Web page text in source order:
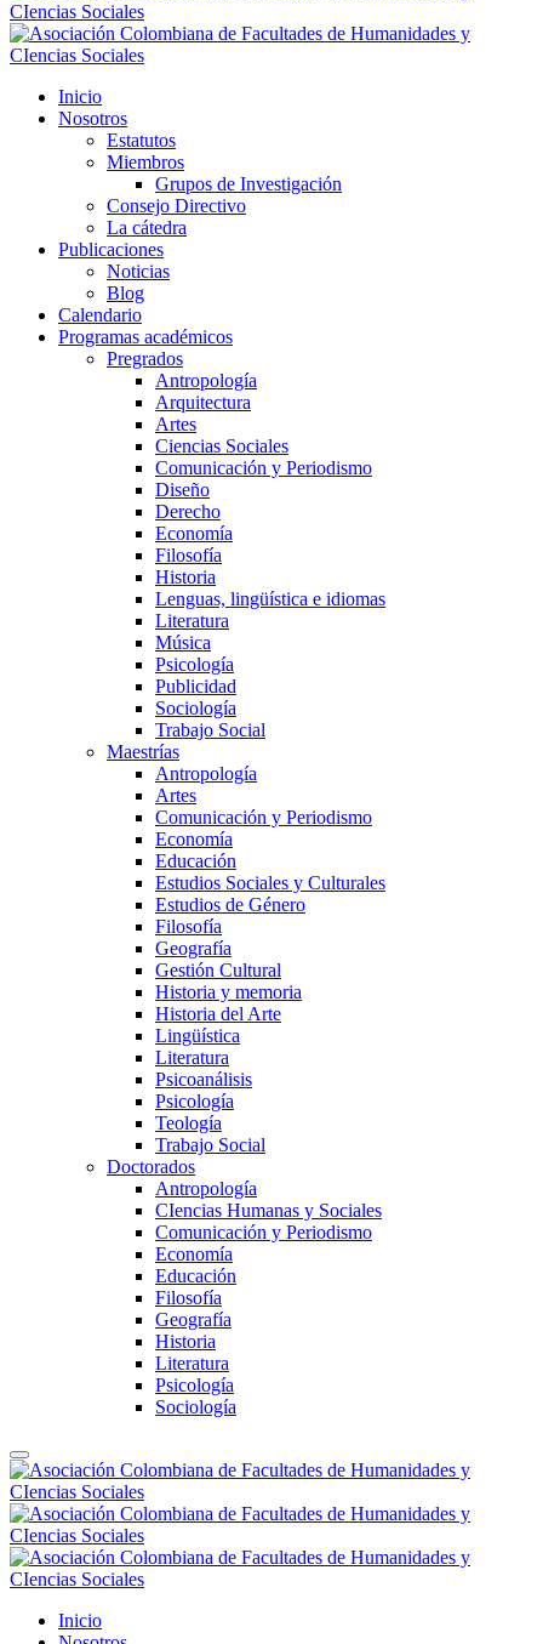
Inicio
Nosotros
Estatutos
Miembros
Grupos de Investigación
Consejo Directivo
La cátedra
Publicaciones
Noticias
Blog
Calendario
Programas académicos
Pregrados
Antropología
Arquitectura
Artes
Ciencias Sociales
Comunicación y Periodismo
Diseño
Derecho
Economía
Filosofía
Historia
Lenguas, lingüística e idiomas
Literatura
Música
Psicología
Publicidad
Sociología
Trabajo Social
Maestrías
Antropología
Artes
Comunicación y Periodismo
Economía
Educación
Estudios Sociales y Culturales
Estudios de Género
Filosofía
Geografía
Gestión Cultural
Historia y memoria
Historia del Arte
Lingüística
Literatura
Psicoanálisis
Psicología
Teología
Trabajo Social
Doctorados
Antropología
CIencias Humanas y Sociales
Comunicación y Periodismo
Economía
Educación
Filosofía
Geografía
Historia
Literatura
Psicología
Sociología
Inicio